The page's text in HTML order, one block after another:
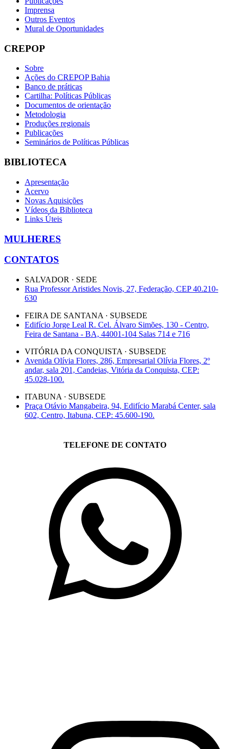
Imprensa
Outros Eventos
Mural de Oportunidades
CREPOP
Sobre
Ações do CREPOP Bahia
Banco de práticas
Cartilha: Políticas Públicas
Documentos de orientação
Metodologia
Produções regionais
Publicações
Seminários de Políticas Públicas
BIBLIOTECA
Apresentação
Acervo
Novas Aquisições
Vídeos da Biblioteca
Links Úteis
MULHERES
CONTATOS
SALVADOR · SEDE
Rua Professor Aristides Novis, 27, Federação, CEP 40.210-
630
FEIRA DE SANTANA · SUBSEDE
Edifício Jorge Leal R. Cel. Álvaro Simões, 130 - Centro,
Feira de Santana - BA, 44001-104 Salas 714 e 716
VITÓRIA DA CONQUISTA · SUBSEDE
Avenida Olívia Flores, 286, Empresarial Olívia Flores, 2º
andar, sala 201, Candeias, Vitória da Conquista, CEP:
45.028-100.
ITABUNA · SUBSEDE
Praça Otávio Mangabeira, 94, Edifício Marabá Center, sala
602, Centro, Itabuna, CEP: 45.600-190.
TELEFONE DE CONTATO